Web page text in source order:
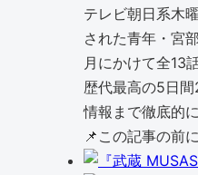
テレビ朝日系木
された青年・宮
月にかけて全13
歴代最高の5日
情報まで徹底的
📌 この記事の前